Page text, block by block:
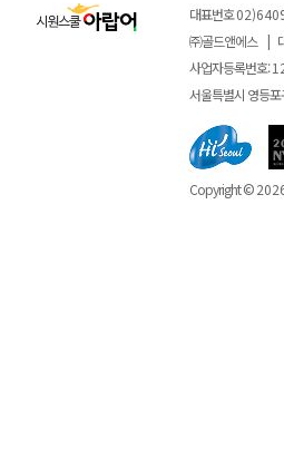
대표번호
㈜골드앤에스 |
사업자등록번호:
서울특별시 영등
Copyright ©